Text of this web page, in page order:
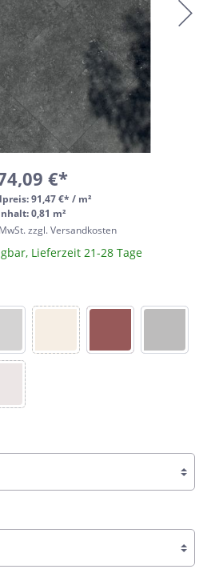
€*
91,47 €* / m²
0,81 m²
zzgl. Versandkosten
Lieferzeit 21-28 Tage